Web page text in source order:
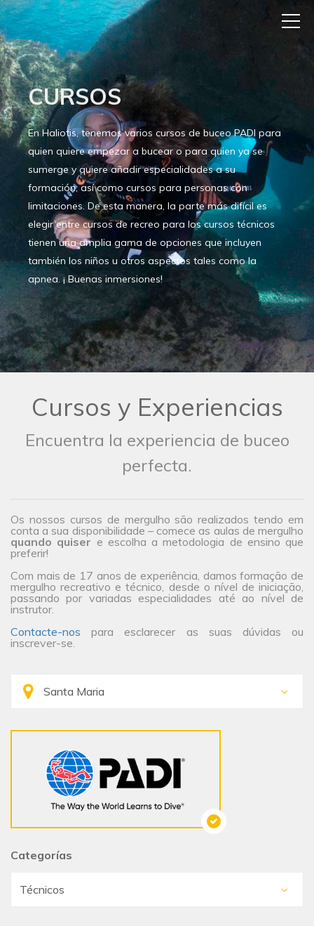
CURSOS
En Haliotis, tenemos varios cursos de buceo PADI para
quien quiere empezar a bucear o para quien ya se
sumerge y quiere añadir especialidades a su
formación, así como cursos para personas con
limitaciones. De esta manera, la parte más difícil es
elegir entre cursos de recreo para los cursos técnicos
tienen una amplia gama de opciones que incluyen
también los niños u otros aspectos tales como la
apnea. ¡ Buenas inmersiones!
Cursos y Experiencias
Encuentra la experiencia de buceo
perfecta.
Os nossos cursos de mergulho são realizados tendo em
conta a sua disponibilidade – comece as aulas de mergulho
quando quiser e escolha a metodologia de ensino que
preferir!
Com mais de 17 anos de experiência, damos formação de
mergulho recreativo e técnico, desde o nível de iniciação,
passando por variadas especialidades até ao nível de
instrutor.
Contacte-nos para esclarecer as suas dúvidas ou
inscrever-se.
Categorías